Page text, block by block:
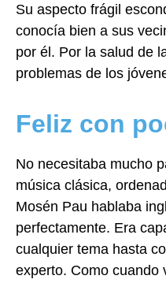
Su aspecto frágil
conocía bien a sus
por él. Por la salud de
problemas de los
Feliz con
No necesitaba mucho
música clásica,
Mosén Pau hablaba
perfectamente. Era
cualquier tema hasta
experto. Como cuando